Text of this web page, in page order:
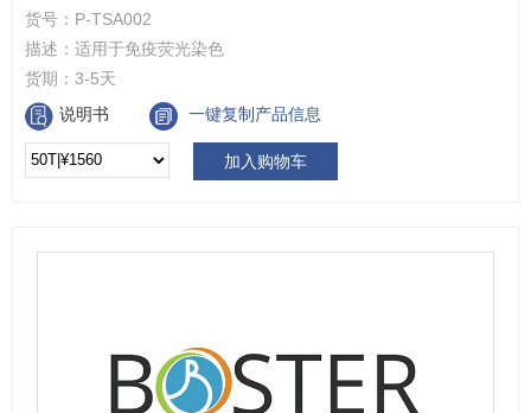
货号： P-TSA002
描述： 适用于免疫荧光染色
货期： 3-5天
说明书
一键复制产品信息
加入购物车